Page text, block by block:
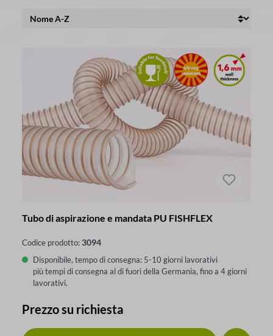
Tubo di aspirazione e mandata PU FISHFLEX
Codice prodotto:3094
Disponibile, tempo di consegna: 5-10 giorni lavorativi
più tempi di consegna al di fuori della Germania, fino a 4 giorni
lavorativi.
Prezzo su richiesta